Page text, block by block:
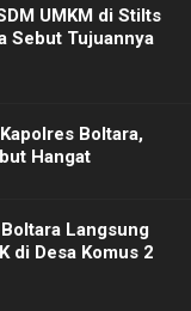
UMKM di Stilts
Sebut Tujuannya
Boltara,
Hangat
Langsung
di Desa Komus 2